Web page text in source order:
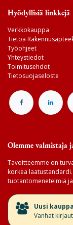
Hyödyllisiä linkkejä
Verkkokauppa
Tietoa
Työohjeet
Yhteystiedot
Toimitusehdot
Tietosuojaseloste
Olemme valmistaja
Tavoitteemme on
korkea
tuotantomenetelmiä
​Uusi
Vanhat